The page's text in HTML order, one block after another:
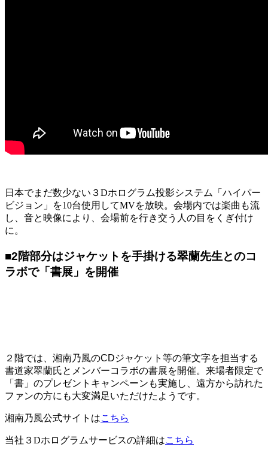
日本でまだ数少ない３Dホログラム投影システム「ハイパー
ビジョン」を10台使用してМVを放映。会場内では楽曲も流
し、音と映像により、会場前を行き交う人の目をくぎ付け
に。
■2階部分はジャケットを手掛ける翠蘭先生とのコ
ラボで「書展」を開催
２階では、湘南乃風のCDジャケット等の筆文字を担当する
書道家翠蘭氏とメンバーコラボの書展を開催。来場者限定で
「書」のプレゼントキャンペーンも実施し、遠方から訪れた
ファンの方にも大変満足いただけたようです。
湘南乃風公式サイトはこちら
当社３Dホログラムサービスの詳細はこちら